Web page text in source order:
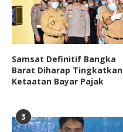
Samsat Definitif Bangka
Barat Diharap Tingkatkan
Ketaatan Bayar Pajak
3